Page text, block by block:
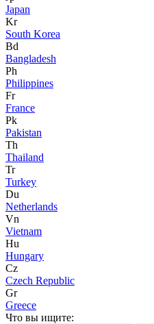
Japan
Kr
South Korea
Bd
Bangladesh
Ph
Philippines
Fr
France
Pk
Pakistan
Th
Thailand
Tr
Turkey
Du
Netherlands
Vn
Vietnam
Hu
Hungary
Cz
Czech Republic
Gr
Greece
Что вы ищите: